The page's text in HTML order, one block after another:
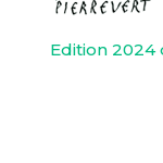
Edition